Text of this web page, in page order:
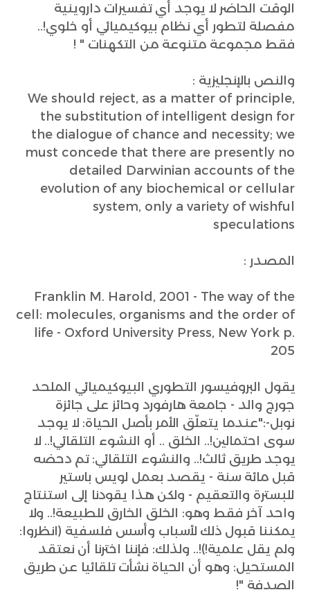
الوقت الحاضر لا يوجد أي تفسيرات داروينية
مفصلة لتطور أي نظام بيوكيميائي أو خلوي!..
فقط مجموعة متنوعة من التكهنات " !
والنص بالإنجليزية :
We should reject, as a matter of principle,
the substitution of intelligent design for
the dialogue of chance and necessity; we
must concede that there are presently no
detailed Darwinian accounts of the
evolution of any biochemical or cellular
system, only a variety of wishful
speculations
المصدر :
Franklin M. Harold, 2001 - The way of the
cell: molecules, organisms and the order of
life - Oxford University Press, New York p.
205
يقول البروفيسور التطوري البيوكيميائي الملحد
جورج والد - جامعة هارفورد وحائز على جائزة
نوبل-:"عندما يتعلّق الأمر بأصل الحياة: لا يوجد
سوى احتمالين!.. الخلق .. أو النشوء التلقائي!.. لا
يوجد طريق ثالث!.. والنشوء التلقائي: تم دحضه
قبل مائة سنة - يقصد بعمل لويس باستير
للبسترة والتعقيم - ولكن هذا يقودنا إلى استنتاج
واحد آخر فقط وهو: الخلق الخارق للطبيعة!.. ولا
يمكننا قبول ذلك لأسباب وأسس فلسفية (انظروا:
ولم يقل علمية!)!.. ولذلك: فإننا اخترنا أن نعتقد
المستحيل: وهو أن الحياة نشأت تلقائيا عن طريق
الصدفة "!